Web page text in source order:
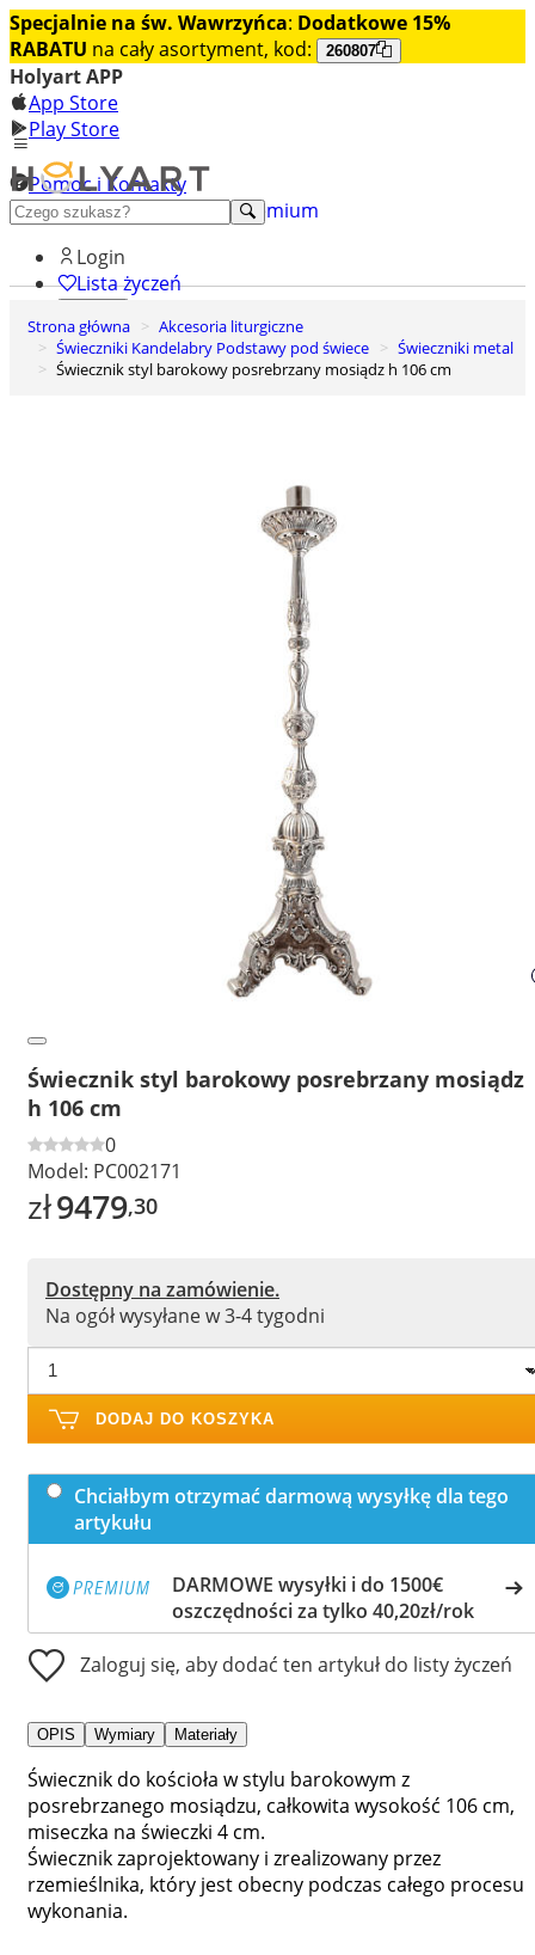
Specjalnie na św. Wawrzyńca: Dodatkowe 15%
RABATU na cały asortyment, kod: 260807
Holyart APP
App Store
Play Store
Pomoc i Kontakty
+48 222 922 860
Odkryj premium
Login
Lista życzeń
0
Koszyk
Strona główna
Akcesoria liturgiczne
Świeczniki Kandelabry Podstawy pod świece
Świeczniki metal
Świecznik styl barokowy posrebrzany mosiądz h 106 cm
Świecznik styl barokowy posrebrzany mosiądz
h 106 cm
0
Model: PC002171
zł9479,30
Dostępny na zamówienie.
Na ogół wysyłane w 3-4 tygodni
DODAJ DO KOSZYKA
Chciałbym otrzymać darmową wysyłkę dla tego
artykułu
DARMOWE wysyłki i do 1500€
oszczędności za tylko 40,20zł/rok
Zaloguj się, aby dodać ten artykuł do listy życzeń
OPIS Wymiary Materiały
Świecznik do kościoła w stylu barokowym z
posrebrzanego mosiądzu, całkowita wysokość 106 cm,
miseczka na świeczki 4 cm.
Świecznik zaprojektowany i zrealizowany przez
rzemieślnika, który jest obecny podczas całego procesu
wykonania.